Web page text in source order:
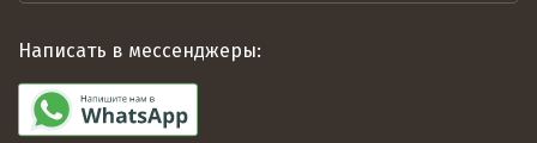
Написать в мессенджеры: